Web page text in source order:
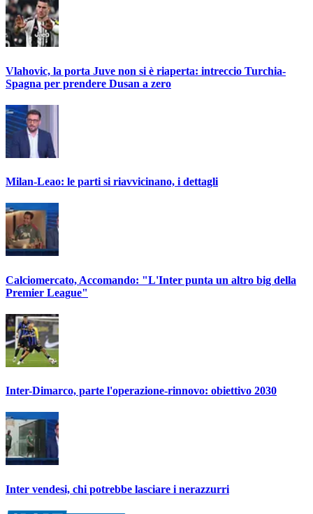
Vlahovic, la porta Juve non si è riaperta: intreccio Turchia-
Spagna per prendere Dusan a zero
Milan-Leao: le parti si riavvicinano, i dettagli
Calciomercato, Accomando: "L'Inter punta un altro big della
Premier League"
Inter-Dimarco, parte l'operazione-rinnovo: obiettivo 2030
Inter vendesi, chi potrebbe lasciare i nerazzurri